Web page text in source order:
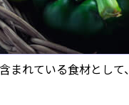
まれている食材とし